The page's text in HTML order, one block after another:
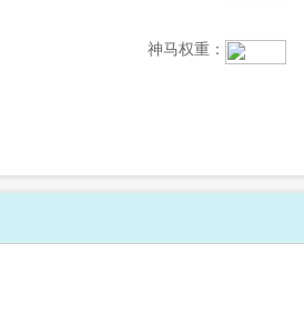
神马权重：